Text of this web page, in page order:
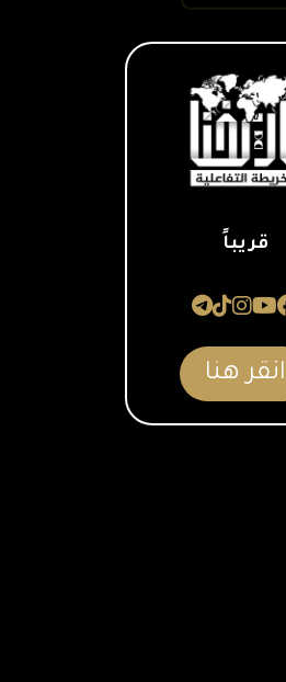
قريباً
انقر هنا